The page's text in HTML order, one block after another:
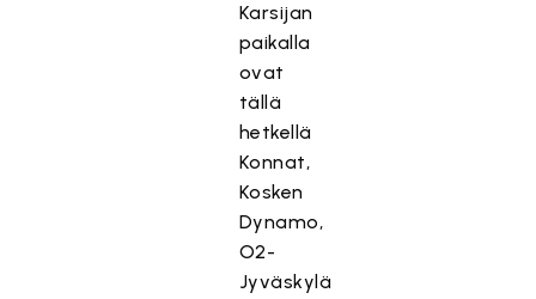
Karsijan
paikalla
ovat
tällä
hetkellä
Konnat,
Kosken
Dynamo,
O2-
Jyväskylä